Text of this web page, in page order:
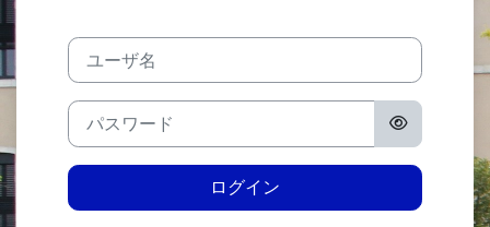
ユーザ名
パスワード
ログイン